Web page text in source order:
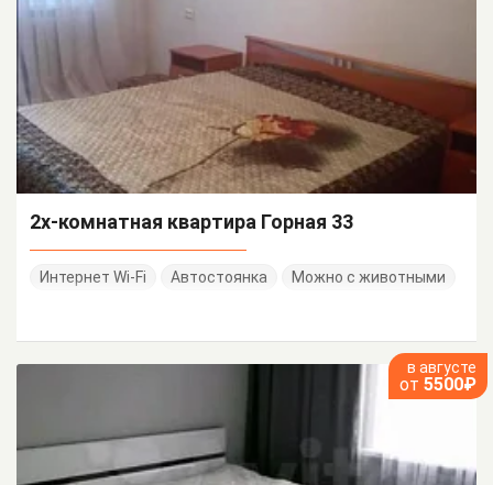
2х-комнатная квартира Горная 33
Интернет Wi-Fi Автостоянка Можно с животными
в августе
от 5500₽